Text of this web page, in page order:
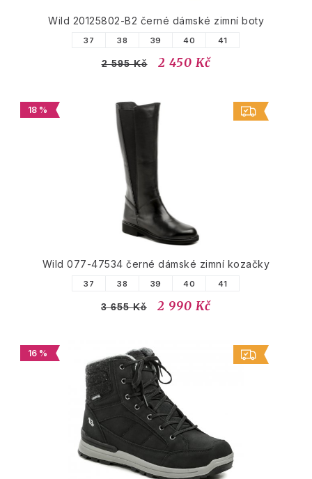
Wild 20125802-B2 černé dámské zimní boty
37 38 39 40 41
2 595 Kč 2 450 Kč
18 %
Wild 077-47534 černé dámské zimní kozačky
37 38 39 40 41
3 655 Kč 2 990 Kč
16 %